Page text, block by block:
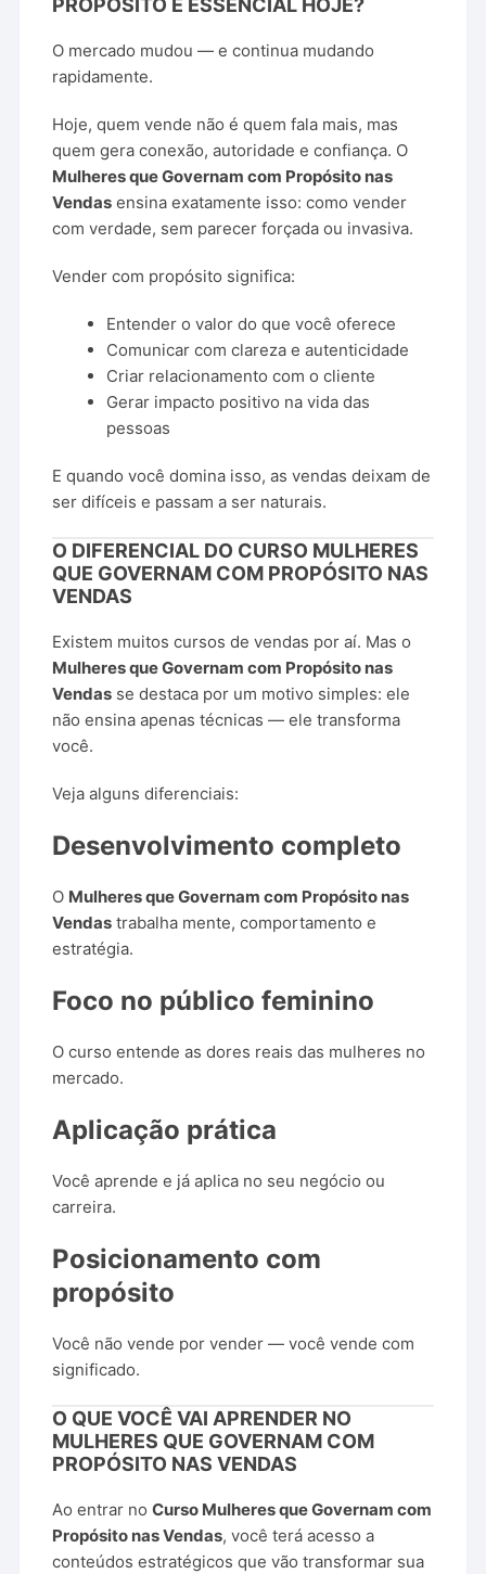
O mercado mudou —econtinua mudando
rapidamente.
Hoje,quemvende nãoéquemfala mais, mas
quemgeraconexão,autoridadeeconfiança. O
MulheresqueGovernamcom Propósito nas
Vendas ensinaexatamente isso:comovender
comverdade, sem parecerforçadaou invasiva.
Vendercom propósito significa:
Entenderovalordoquevocêoferece
Comunicarcomclarezaeautenticidade
Criar relacionamentocomocliente
Gerar impacto positivo navidadas
pessoas
Equandovocêdomina isso,asvendasdeixamde
serdifíceise passama ser naturais.
O DIFERENCIAL DO CURSO MULHERES
QUE GOVERNAM COM PROPÓSITO NAS
VENDAS
Existem muitoscursosdevendas poraí. Maso
MulheresqueGovernamcom Propósito nas
Vendas sedestaca por um motivo simples:ele
nãoensinaapenastécnicas —eletransforma
você.
Vejaalgunsdiferenciais:
Desenvolvimento completo
O MulheresqueGovernamcom Propósito nas
Vendas trabalha mente,comportamentoe
estratégia.
Foco no públicofeminino
Ocursoentendeasdores reaisdas mulheres no
mercado.
Aplicação prática
Vocêaprendee jáaplica no seu negócioou
carreira.
Posicionamento com
propósito
Você nãovende porvender —vocêvendecom
significado.
O QUEVOCÊVAI APRENDER NO
MULHERES QUE GOVERNAM COM
PROPÓSITO NASVENDAS
Aoentrar noCurso MulheresqueGovernamcom
Propósito nasVendas,vocêteráacessoa
conteúdosestratégicosquevãotransformar sua